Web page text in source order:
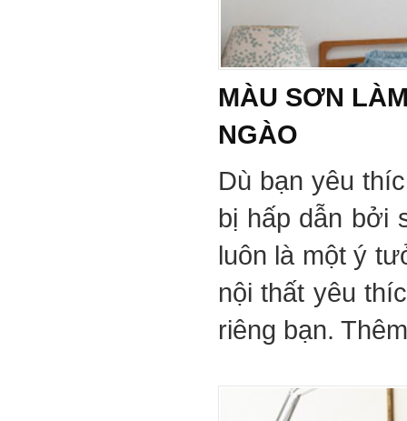
MÀU SƠN
NGÀO
Dù bạn yêu
bị hấp dẫn bởi
luôn là một ý
nội thất yêu
riêng bạn.